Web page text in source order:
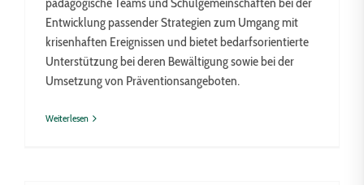
pädagogische Teams und Schulgemeinschaften bei der
Entwicklung passender Strategien zum Umgang mit
krisenhaften Ereignissen und bietet bedarfsorientierte
Unterstützung bei deren Bewältigung sowie bei der
Umsetzung von Präventionsangeboten.
Weiterlesen